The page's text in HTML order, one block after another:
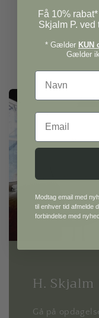
H. Skjalm
Gå på
Få 10%
Skjalm P. ved
* Gælder KUN
Gælder
Navn
Email
Modtag email med
til enhver tid afmelde
forbindelse med